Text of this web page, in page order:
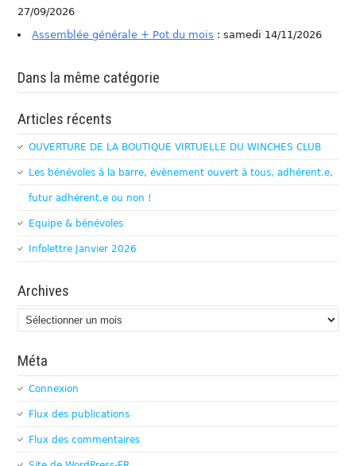
27/09/2026
Assemblée générale + Pot du mois : samedi 14/11/2026
Dans la même catégorie
Articles récents
OUVERTURE DE LA BOUTIQUE VIRTUELLE DU WINCHES CLUB
Les bénévoles à la barre, évènement ouvert à tous, adhérent.e,
futur adhérent.e ou non !
Equipe & bénévoles
Infolettre Janvier 2026
Archives
Archives
Méta
Connexion
Flux des publications
Flux des commentaires